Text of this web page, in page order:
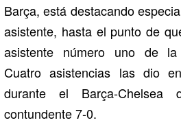
Barça, está destacando
asistente, hasta el punto de
asistente número uno de la
Cuatro asistencias las dio
durante el Barça-
contundente 7-0.